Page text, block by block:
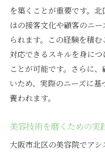
を築くことが重要です。
はの接客文化や顧客のニ
られます。この経験を積
対応できるスキルを身に
ことが可能です。さらに
いため、実際のニーズに
養われます。
美容技術を磨くための実
大阪市北区の美容院でア